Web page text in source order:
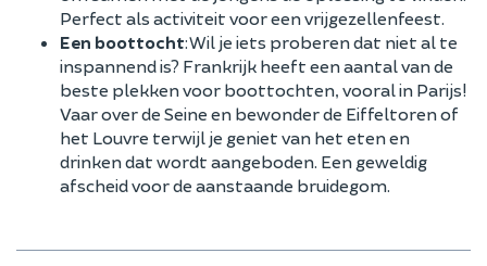
Perfect als activiteit voor een vrijgezellenfeest.
Een boottocht: Wil je iets proberen dat niet al te
inspannend is? Frankrijk heeft een aantal van de
beste plekken voor boottochten, vooral in Parijs!
Vaar over de Seine en bewonder de Eiffeltoren of
het Louvre terwijl je geniet van het eten en
drinken dat wordt aangeboden. Een geweldig
afscheid voor de aanstaande bruidegom.